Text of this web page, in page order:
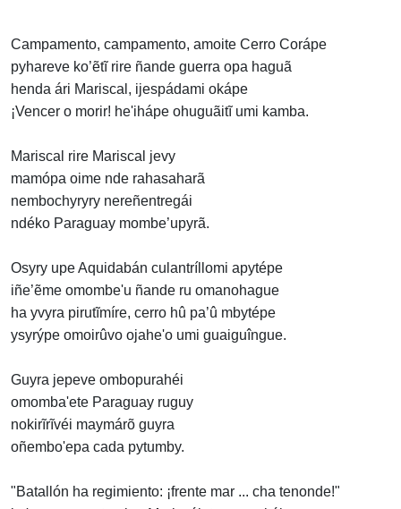
Campamento, campamento, amoite Cerro Corápe
pyhareve ko’ẽtĩ rire ñande guerra opa haguã
henda ári Mariscal, ijespádami okápe
¡Vencer o morir! he'ihápe ohuguãitĩ umi kamba.
Mariscal rire Mariscal jevy
mamópa oime nde rahasaharã
nembochyryry nereñentregái
ndéko Paraguay mombe’upyrã.
Osyry upe Aquidabán culantríllomi apytépe
iñe’ẽme omombe'u ñande ru omanohague
ha yvyra pirutĩmíre, cerro hû pa’û mbytépe
ysyrýpe omoirûvo ojahe'o umi guaiguîngue.
Guyra jepeve ombopurahéi
omomba'ete Paraguay ruguy
nokirĩrĩvéi maymárõ guyra
oñembo'epa cada pytumby.
"Batallón ha regimiento: ¡frente mar ... cha tenonde!"